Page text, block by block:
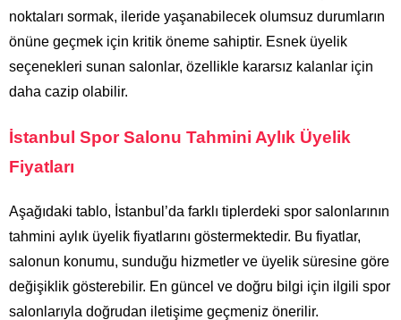
noktaları sormak, ileride yaşanabilecek olumsuz durumların
önüne geçmek için kritik öneme sahiptir. Esnek üyelik
seçenekleri sunan salonlar, özellikle kararsız kalanlar için
daha cazip olabilir.
İstanbul Spor Salonu Tahmini Aylık Üyelik
Fiyatları
Aşağıdaki tablo, İstanbul’da farklı tiplerdeki spor salonlarının
tahmini aylık üyelik fiyatlarını göstermektedir. Bu fiyatlar,
salonun konumu, sunduğu hizmetler ve üyelik süresine göre
değişiklik gösterebilir. En güncel ve doğru bilgi için ilgili spor
salonlarıyla doğrudan iletişime geçmeniz önerilir.